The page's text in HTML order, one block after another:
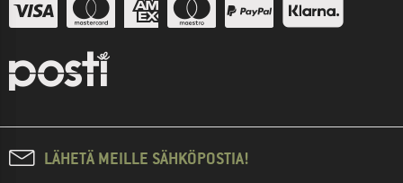
LÄHETÄ MEILLE SÄHKÖPOSTIA!